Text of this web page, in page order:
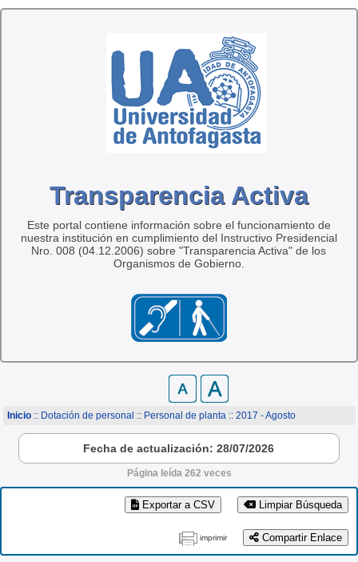
Transparencia Activa
Este portal contiene información sobre el funcionamiento de
nuestra institución en cumplimiento del Instructivo Presidencial
Nro. 008 (04.12.2006) sobre "Transparencia Activa" de los
Organismos de Gobierno.
Inicio :: Dotación de personal :: Personal de planta :: 2017 - Agosto
Fecha de actualización: 28/07/2026
Página leída 262 veces
Limpiar Búsqueda
Exportar a CSV
Compartir Enlace
imprimir